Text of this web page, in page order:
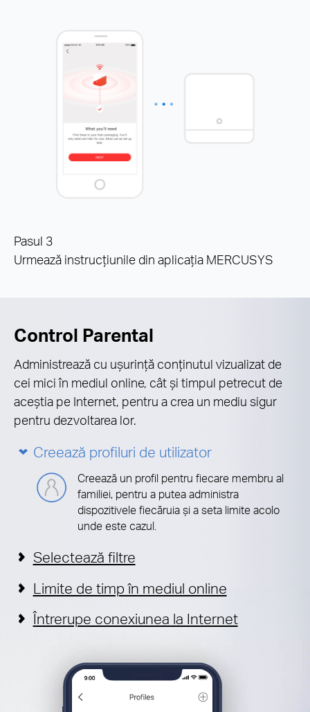
Pasul 3
Urmează instrucțiunile din aplicația MERCUSYS
Control Parental
Administrează cu ușurință conținutul vizualizat de
cei mici în mediul online, cât și timpul petrecut de
aceștia pe Internet, pentru a crea un mediu sigur
pentru dezvoltarea lor.
Creează profiluri de utilizator
Creează un profil pentru fiecare membru al
familiei, pentru a putea administra
dispozitivele fiecăruia și a seta limite acolo
unde este cazul.
Selectează filtre
Limite de timp în mediul online
Întrerupe conexiunea la Internet